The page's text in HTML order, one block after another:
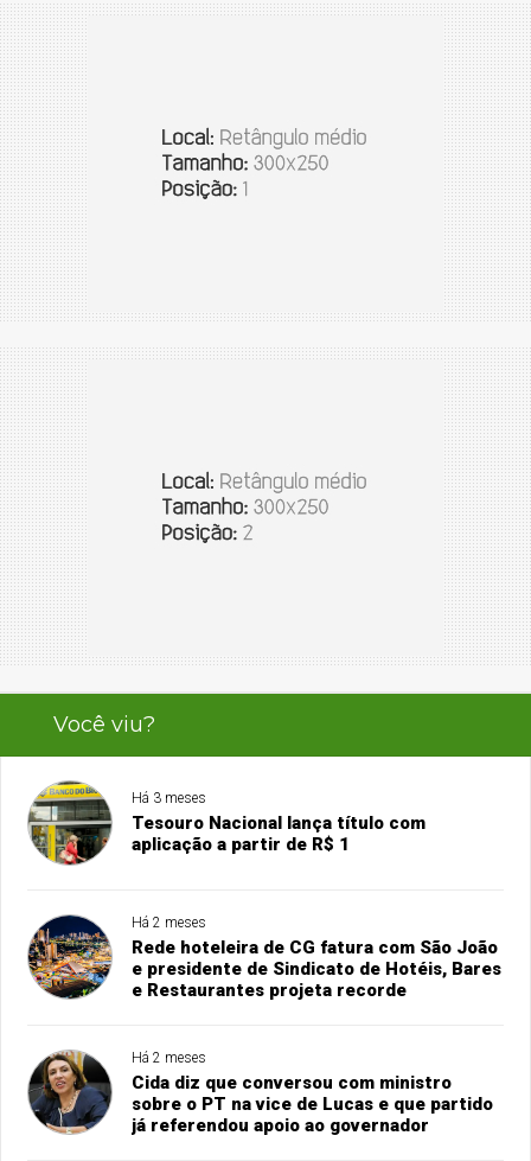
Você viu?
Há 3 meses
Tesouro Nacional lança título com
aplicação a partir de R$ 1
Há 2 meses
Rede hoteleira de CG fatura com São João
e presidente de Sindicato de Hotéis, Bares
e Restaurantes projeta recorde
Há 2 meses
Cida diz que conversou com ministro
sobre o PT na vice de Lucas e que partido
já referendou apoio ao governador